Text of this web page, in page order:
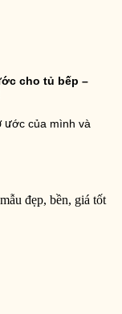
cho tủ bếp –
ước của mình và